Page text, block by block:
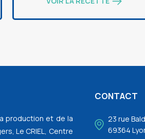
production et de la
Le CRIEL, Centre
CONTACT
23 rue
69364